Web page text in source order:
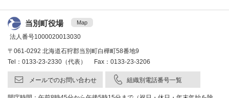
当別町役場 Map
法人番号1000020013030
〒061-0292 北海道石狩郡当別町白樺町58番地9
Tel：0133-23-2330（代表） Fax：0133-23-3206
メールでのお問い合わせ 組織別電話番号一覧